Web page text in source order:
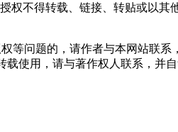
权不得转载、链接、转贴或以
问题的，请作者与本网站联系
使用，请与著作权人联系，并自